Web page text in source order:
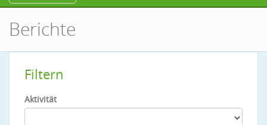
Berichte
Filtern
Aktivität